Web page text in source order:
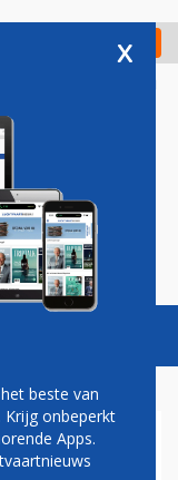
Check in
Vacatures
x
beste van
Krijg onbeperkt
Apps.